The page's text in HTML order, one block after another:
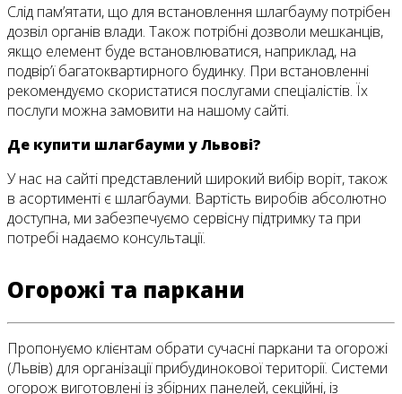
Слід пам’ятати, що для встановлення шлагбауму потрібен
дозвіл органів влади. Також потрібні дозволи мешканців,
якщо елемент буде встановлюватися, наприклад, на
подвір’ї багатоквартирного будинку. При встановленні
рекомендуємо скористатися послугами спеціалістів. Їх
послуги можна замовити на нашому сайті.
Де купити шлагбауми у Львові?
У нас на сайті представлений широкий вибір воріт, також
в асортименті є шлагбауми. Вартість виробів абсолютно
доступна, ми забезпечуємо сервісну підтримку та при
потребі надаємо консультації.
Огорожі та паркани
Пропонуємо клієнтам обрати сучасні паркани та огорожі
(Львів) для організації прибудинокової території. Системи
огорож виготовлені із збірних панелей, секційні, із